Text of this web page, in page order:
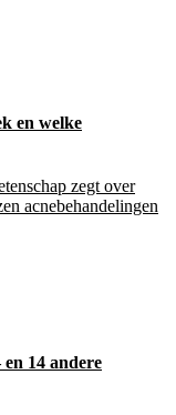
en welke
zegt over
acnebehandelingen
14 andere